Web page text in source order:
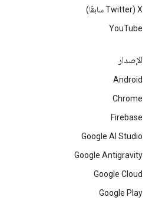
‫X ‏(Twitter سابقًا)
YouTube
الإصدار
Android
Chrome
Firebase
Google AI Studio
Google Antigravity
Google Cloud
Google Play